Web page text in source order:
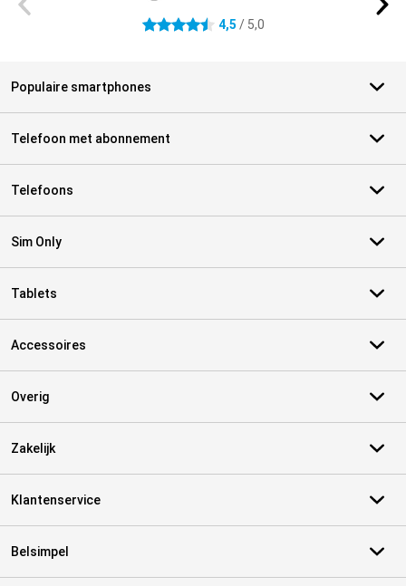
4.5 sterren 4,5 / 5,0
Populaire smartphones
Telefoon met abonnement
Telefoons
Sim Only
Tablets
Accessoires
Overig
Zakelijk
Klantenservice
Belsimpel